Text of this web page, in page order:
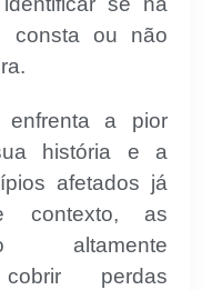
consta ou não
a pior
história e a
afetados já
contexto, as
altamente
perdas